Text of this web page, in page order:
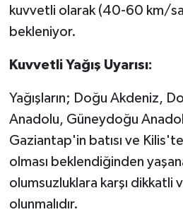
kuvvetli olarak (40-60 km/
bekleniyor.
Kuvvetli Yağış Uyarısı:
Yağışların; Doğu Akdeniz,
Anadolu, Güneydoğu
Gaziantap'in batısı ve
olması beklendiğinden
olumsuzluklara karşı dikkatli
olunmalıdır.